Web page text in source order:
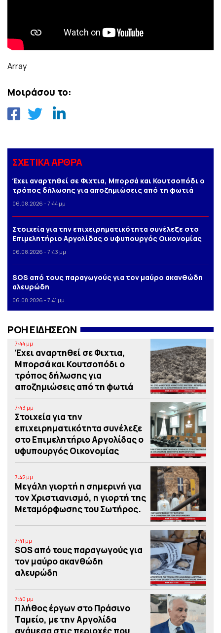
Array
Μοιράσου το:
ΣΧΕΤΙΚΑ ΑΡΘΡΑ
Έχει αναρτηθεί σε Φιχτια, Μπορσά και Κουτσοπόδι ο
τρόπος δήλωσης για αποζημιώσεις από τη φωτιά
06.08.2026 - 7:44 μμ
Στοιχεία για την επιχειρηματικότητα συνέλεξε στο
Επιμελητήριο Αργολίδας ο υφυπουργός Οικονομίας
06.08.2026 - 7:43 μμ
SOS από τους παραγωγούς για τον μαύρο ακανθώδη
αλευρώδη
06.08.2026 - 7:41 μμ
ΡΟΗ ΕΙΔΗΣΕΩΝ
7:44 μμ
Έχει αναρτηθεί σε Φιχτια,
Μπορσά και Κουτσοπόδι ο
τρόπος δήλωσης για
αποζημιώσεις από τη φωτιά
7:43 μμ
Στοιχεία για την
επιχειρηματικότητα συνέλεξε
στο Επιμελητήριο Αργολίδας ο
υφυπουργός Οικονομίας
7:42 μμ
Μεγάλη γιορτή η σημερινή για
τον Χριστιανισμό, η γιορτή της
Μεταμόρφωσης του Σωτήρος.
7:41 μμ
SOS από τους παραγωγούς για
τον μαύρο ακανθώδη
αλευρώδη
7:40 μμ
Πλήθος έργων στο Πράσινο
Ταμείο, με την Αργολίδα